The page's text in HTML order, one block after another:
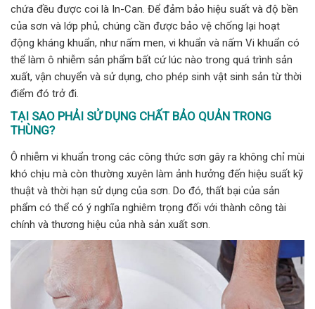
chứa đều được coi là In-Can. Để đảm bảo hiệu suất và độ bền
của sơn và lớp phủ, chúng cần được bảo vệ chống lại hoạt
động kháng khuẩn, như nấm men, vi khuẩn và nấm Vi khuẩn có
thể làm ô nhiễm sản phẩm bất cứ lúc nào trong quá trình sản
xuất, vận chuyển và sử dụng, cho phép sinh vật sinh sản từ thời
điểm đó trở đi.
TẠI SAO PHẢI SỬ DỤNG CHẤT BẢO QUẢN TRONG
THÙNG?
Ô nhiễm vi khuẩn trong các công thức sơn gây ra không chỉ mùi
khó chịu mà còn thường xuyên làm ảnh hưởng đến hiệu suất kỹ
thuật và thời hạn sử dụng của sơn. Do đó, thất bại của sản
phẩm có thể có ý nghĩa nghiêm trọng đối với thành công tài
chính và thương hiệu của nhà sản xuất sơn.